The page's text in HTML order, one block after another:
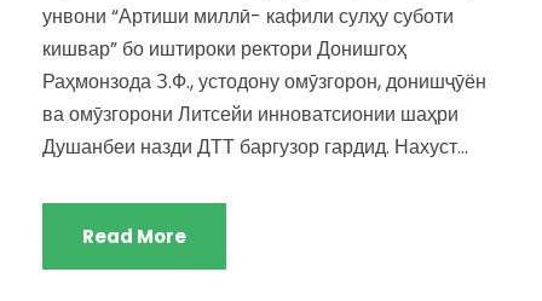
унвони “Артиши миллӣ- кафили сулҳу суботи
кишвар” бо иштироки ректори Донишгоҳ
Раҳмонзода З.Ф., устодону омӯзгорон, донишҷӯён
ва омӯзгорони Литсейи инноватсионии шаҳри
Душанбеи назди ДТТ баргузор гардид. Нахуст...
Read More